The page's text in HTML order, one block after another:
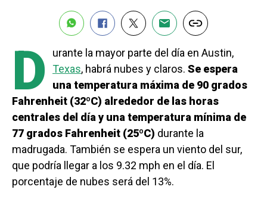
D
urante la mayor parte del día en Austin,
Texas, habrá nubes y claros. Se espera
una temperatura máxima de 90 grados
Fahrenheit (32ºC) alrededor de las horas
centrales del día y una temperatura mínima de
77 grados Fahrenheit (25ºC) durante la
madrugada. También se espera un viento del sur,
que podría llegar a los 9.32 mph en el día. El
porcentaje de nubes será del 13%.